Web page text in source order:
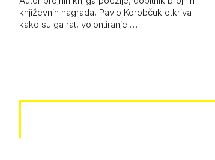
književnih nagrada, Pavlo Korobčuk otkriva
kako su ga rat, volontiranje …